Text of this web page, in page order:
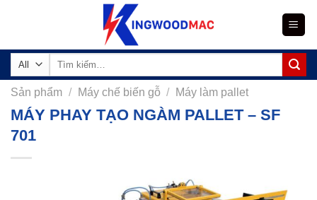
Tìm
Sản phẩm / Máy chế biến gỗ / Máy làm pallet
MÁY PHAY TẠO NGÀM PALLET – SF
701